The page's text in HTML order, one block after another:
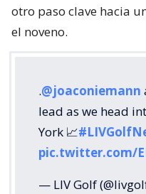
otro paso clave hacia
el noveno.
.@joaconiemann
lead as we head
York 📈
pic.twitter.com/
— LIV Golf